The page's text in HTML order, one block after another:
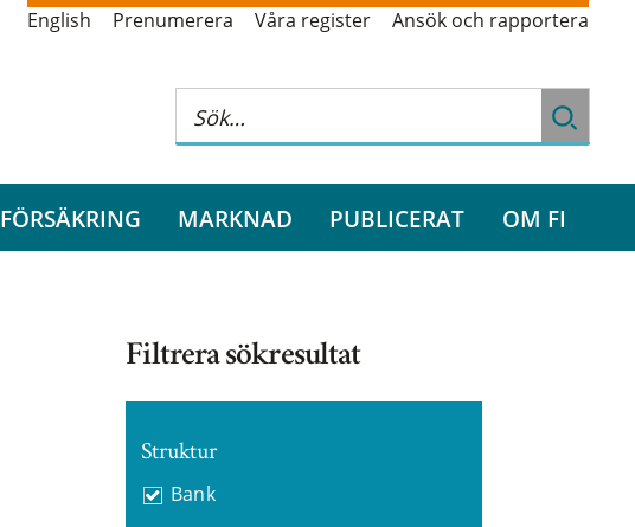
English Prenumerera Våra register Ansök och rapportera
FÖRSÄKRING MARKNAD PUBLICERAT OM FI
Filtrera sökresultat
Struktur
Bank